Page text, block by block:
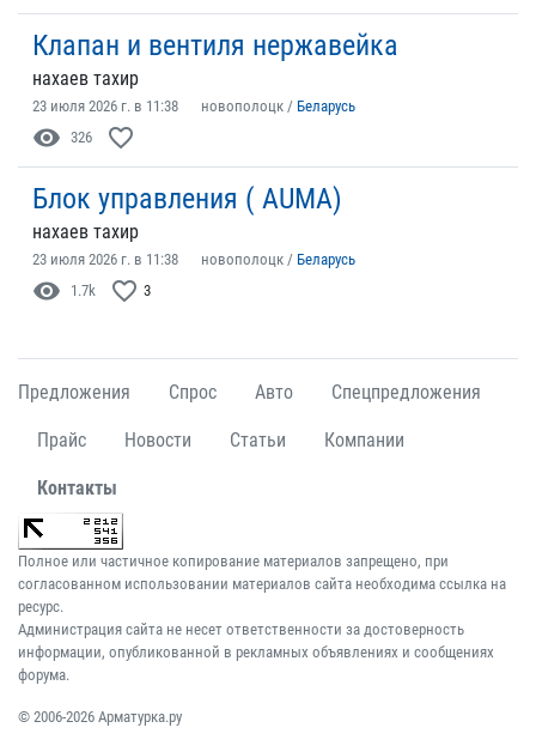
Клапан и вентиля нержавейка
нахаев тахир
23 июля 2026 г. в 11:38 новополоцк / Беларусь
visibility 326 favorite_border
Блок управления ( AUMA)
нахаев тахир
23 июля 2026 г. в 11:38 новополоцк / Беларусь
visibility 1.7k favorite_border 3
Предложения Спрос Авто Спецпредложения
Прайс Новости Статьи Компании
Контакты
Полное или частичное копирование материалов запрещено, при
согласованном использовании материалов сайта необходима ссылка на
ресурс.
Администрация сайта не несет ответственности за достоверность
информации, опубликованной в рекламных объявлениях и сообщениях
форума.
© 2006-2026 Арматурка.ру